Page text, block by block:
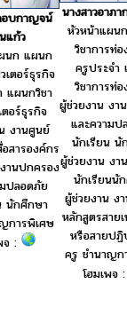
อบกาญจน์
แก้ว
นก แผนก
เตอร์ธุรกิจ
แผนกวิชา
อร์ธุรกิจ
งานศูนย์
สารองค์กร
านปกครอง
ปลอดภัย
นักศึกษา
การพิเศษ
จ :
นางสาวอาภ
หัวหน้าแผน
วิชาการท่อ
ครูประจำ
วิชาการท่อ
ผู้ช่วยงาน งา
และความ
นักเรียน นั
ผู้ช่วยงาน งา
นักเรียนนั
ผู้ช่วยงาน ง
หลักสูตรสายเ
หรือสายป
ครู ชำนาญก
โฮมเพจ